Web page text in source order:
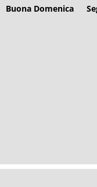
Buona Domenica